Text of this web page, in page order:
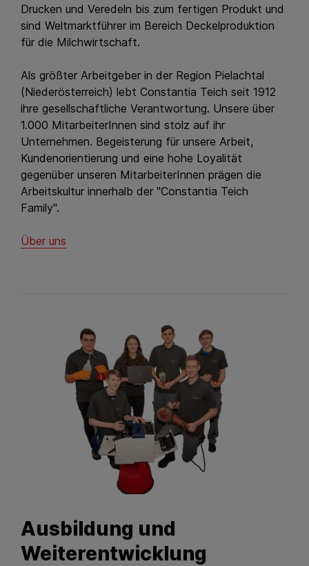
Drucken und Veredeln bis zum fertigen Produkt und
sind Weltmarktführer im Bereich Deckelproduktion
für die Milchwirtschaft.
Als größter Arbeitgeber in der Region Pielachtal
(Niederösterreich) lebt Constantia Teich seit 1912
ihre gesellschaftliche Verantwortung. Unsere über
1.000 MitarbeiterInnen sind stolz auf ihr
Unternehmen. Begeisterung für unsere Arbeit,
Kundenorientierung und eine hohe Loyalität
gegenüber unseren MitarbeiterInnen prägen die
Arbeitskultur innerhalb der "Constantia Teich
Family".
Über uns
Ausbildung und
Weiterentwicklung